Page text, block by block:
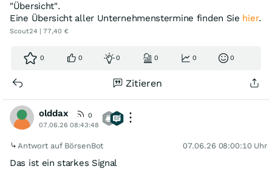
"Übersicht".
Eine Übersicht aller Unternehmenstermine finden Sie hier.
Scout24 | 77,40 €
0 0 0 0 0 0
Zitieren
olddax
0
07.06.26 08:43:48
Antwort auf BörsenBot 07.06.26 08:00:10 Uhr
Das ist ein starkes Signal